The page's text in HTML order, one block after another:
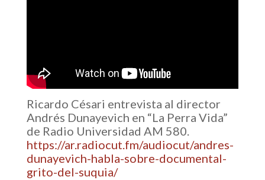
Ricardo Césari entrevista al director
Andrés Dunayevich en “La Perra Vida”
de Radio Universidad AM 580.
https://ar.radiocut.fm/audiocut/andres-
dunayevich-habla-sobre-documental-
grito-del-suquia/